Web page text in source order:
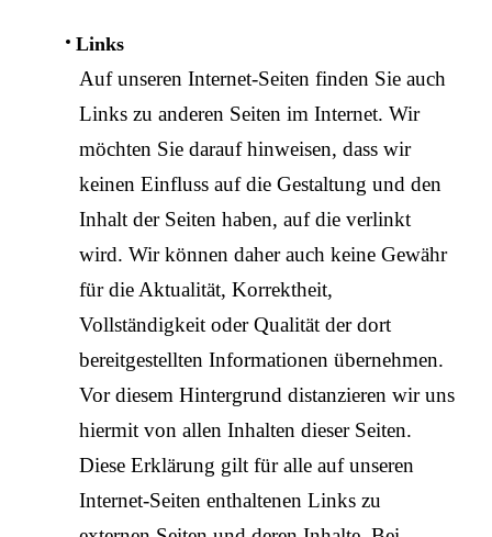
Links
Auf unseren Internet-Seiten finden Sie auch
Links zu anderen Seiten im Internet. Wir
möchten Sie darauf hinweisen, dass wir
keinen Einfluss auf die Gestaltung und den
Inhalt der Seiten haben, auf die verlinkt
wird. Wir können daher auch keine Gewähr
für die Aktualität, Korrektheit,
Vollständigkeit oder Qualität der dort
bereitgestellten Informationen übernehmen.
Vor diesem Hintergrund distanzieren wir uns
hiermit von allen Inhalten dieser Seiten.
Diese Erklärung gilt für alle auf unseren
Internet-Seiten enthaltenen Links zu